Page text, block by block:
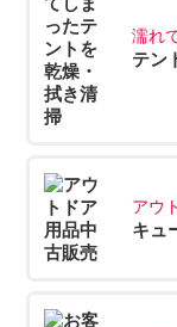
濡れ
テン
アウ
キュ